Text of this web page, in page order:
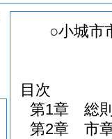
○小城市
目次
第1章
総
第2章
市